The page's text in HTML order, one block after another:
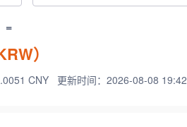
=
）
CNY 更新时间：2026-08-08